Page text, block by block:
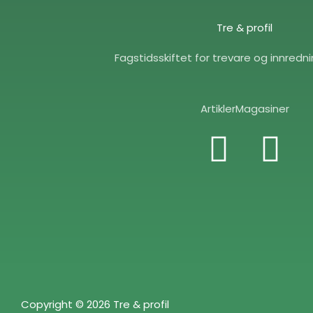
Tre & profil
Fagstidsskiftet for trevare og
ArtiklerMagasiner
F E
Copyright © 2026 Tre & profil